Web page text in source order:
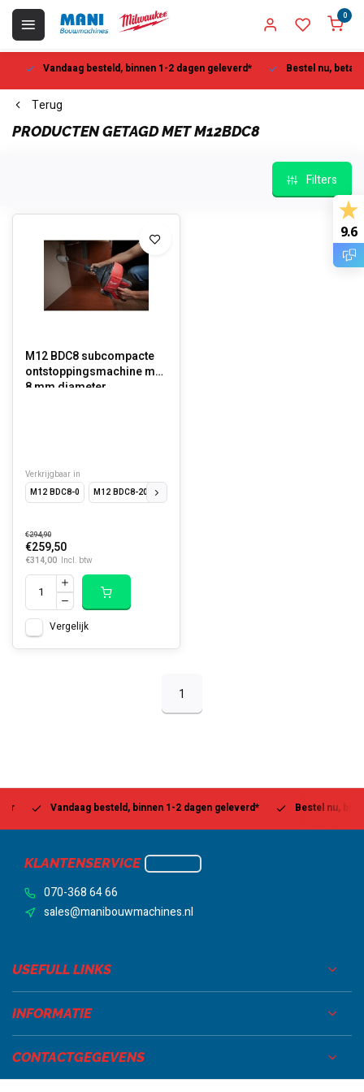
0
Vandaag besteld, binnen 1-2 dagen geleverd* Bestel nu, betaal
Terug
PRODUCTEN GETAGD MET M12BDC8
Filters
M12 BDC8 subcompacte
ontstoppingsmachine met
8 mm diameter
Verkrijgbaar in
M12 BDC8-0
M12 BDC8-202C
€294,90
€259,50
€314,00 Incl. btw
Vergelijk
1
Vandaag besteld, binnen 1-2 dagen geleverd* Bestel nu, betaal
KLANTENSERVICE
070-368 64 66
sales@manibouwmachines.nl
USEFULL LINKS
INFORMATIE
CONTACTGEGEVENS
9.6